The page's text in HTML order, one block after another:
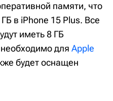
памяти, что
в iPhone 15 Plus. Все
иметь 8 ГБ
для Apple
будет оснащен